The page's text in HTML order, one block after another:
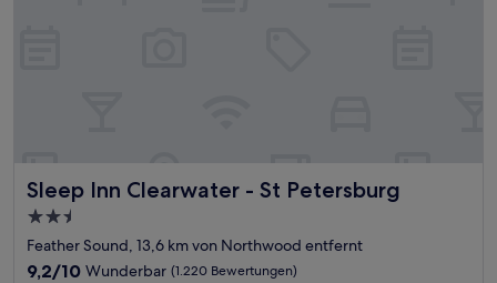
Sleep Inn Clearwater - St Petersburg
Sleep Inn Clearwater - St Petersburg
2.5-
Sterne-
Unterkunft
Feather Sound, 13,6 km von Northwood entfernt
9.2
9,2/10 Wunderbar (1.220 Bewertungen)